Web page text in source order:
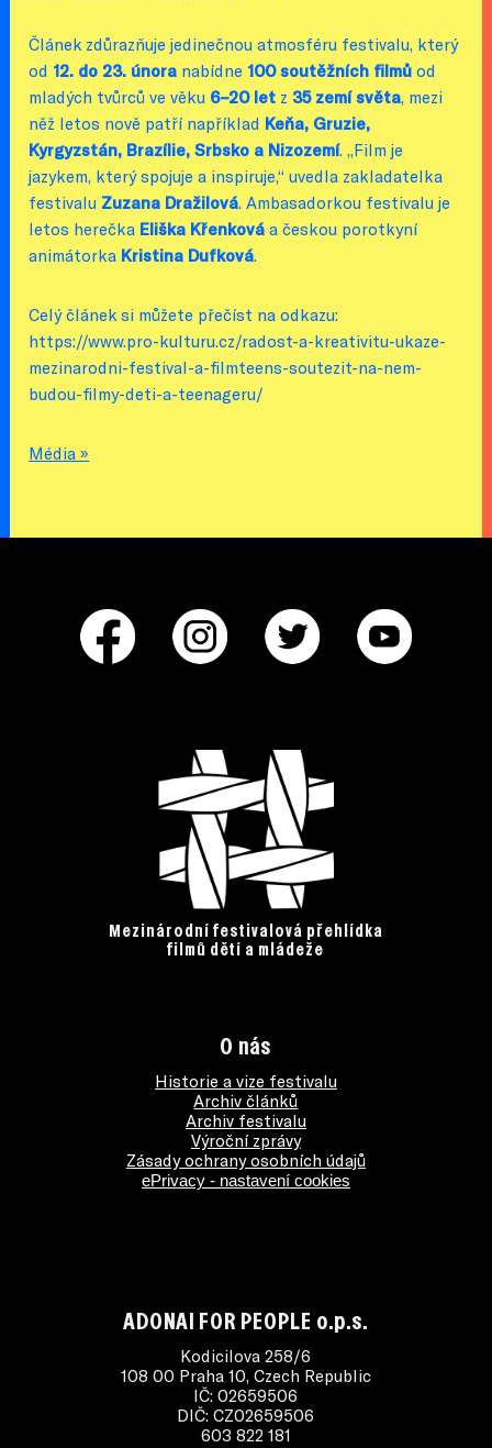
Článek zdůrazňuje jedinečnou atmosféru festivalu, který
od 12. do 23. února nabídne 100 soutěžních filmů od
mladých tvůrců ve věku 6–20 let z 35 zemí světa, mezi
něž letos nově patří například Keňa, Gruzie,
Kyrgyzstán, Brazílie, Srbsko a Nizozemí. „Film je
jazykem, který spojuje a inspiruje,“ uvedla zakladatelka
festivalu Zuzana Dražilová. Ambasadorkou festivalu je
letos herečka Eliška Křenková a českou porotkyní
animátorka Kristina Dufková.
Celý článek si můžete přečíst na odkazu:
https://www.pro-kulturu.cz/radost-a-kreativitu-ukaze-
mezinarodni-festival-a-filmteens-soutezit-na-nem-
budou-filmy-deti-a-teenageru/
Média »
Mezinárodní festivalová přehlídka
filmů dětí a mládeže
O nás
Historie a vize festivalu
Archiv článků
Archiv festivalu
Výroční zprávy
Zásady ochrany osobních údajů
ePrivacy - nastavení cookies
ADONAI FOR PEOPLE o.p.s.
Kodicilova 258/6
108 00 Praha 10, Czech Republic
IČ: 02659506
DIČ: CZ02659506
603 822 181